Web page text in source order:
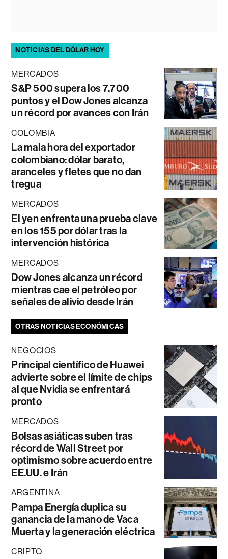
NOTICIAS DEL DÓLAR HOY
MERCADOS
S&P 500 supera los 7.700
puntos y el Dow Jones alcanza
un récord por avances con Irán
COLOMBIA
La mala hora del exportador
colombiano: dólar barato,
aranceles y fletes que no dan
tregua
MERCADOS
El yen enfrenta una prueba clave
en los 155 por dólar tras la
intervención histórica
MERCADOS
Dow Jones alcanza un récord
mientras cae el petróleo por
señales de alivio desde Irán
OTRAS NOTICIAS ECONÓMICAS
NEGOCIOS
Principal científico de Huawei
advierte sobre el límite de chips
al que Nvidia se enfrentará
pronto
MERCADOS
Bolsas asiáticas suben tras
récord de Wall Street por
optimismo sobre acuerdo entre
EE.UU. e Irán
ARGENTINA
Pampa Energía duplica su
ganancia de la mano de Vaca
Muerta y la generación eléctrica
CRIPTO